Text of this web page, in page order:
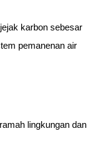
karbon sebesar
pemanenan air
lingkungan dan